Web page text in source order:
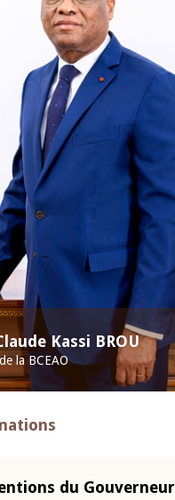
Kassi BROU
la BCEAO
du Gouverneur